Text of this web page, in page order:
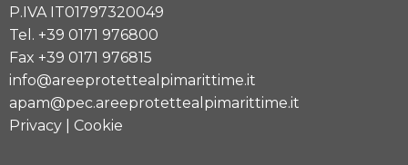
P.IVA IT01797320049
Tel. +39 0171 976800
Fax +39 0171 976815
info@areeprotettealpimarittime.it
apam@pec.areeprotettealpimarittime.it
Privacy
Cookie